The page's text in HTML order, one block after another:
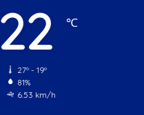
22 ℃
27º - 19º
81%
6.53 km/h